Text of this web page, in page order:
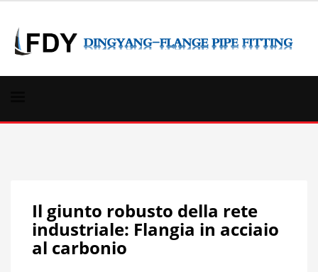
Il giunto robusto della rete
industriale: Flangia in acciaio
al carbonio